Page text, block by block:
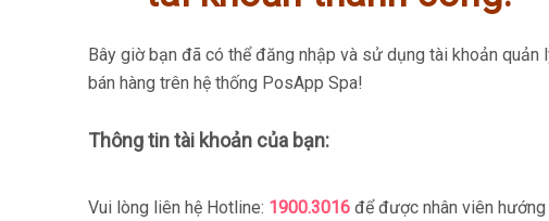
Bây giờ bạn đã có thể đăng nhập và sử dụng tài khoản quản
bán hàng trên hệ thống PosApp Spa!
Thông tin tài khoản của bạn:
Vui lòng liên hệ Hotline: 1900.3016để được nhân viên hướng